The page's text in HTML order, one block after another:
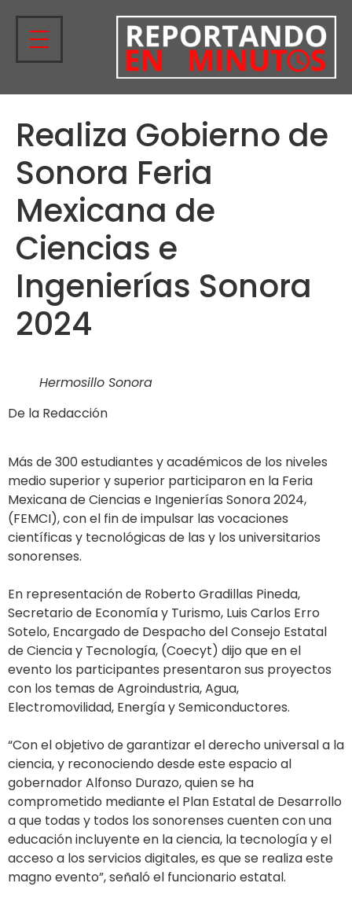
Realiza Gobierno de
Sonora Feria
Mexicana de
Ciencias e
Ingenierías Sonora
2024
Hermosillo Sonora
De la Redacción
Más de 300 estudiantes y académicos de los niveles
medio superior y superior participaron en la Feria
Mexicana de Ciencias e Ingenierías Sonora 2024,
(FEMCI), con el fin de impulsar las vocaciones
científicas y tecnológicas de las y los universitarios
sonorenses.
En representación de Roberto Gradillas Pineda,
Secretario de Economía y Turismo, Luis Carlos Erro
Sotelo, Encargado de Despacho del Consejo Estatal
de Ciencia y Tecnología, (Coecyt) dijo que en el
evento los participantes presentaron sus proyectos
con los temas de Agroindustria, Agua,
Electromovilidad, Energía y Semiconductores.
“Con el objetivo de garantizar el derecho universal a la
ciencia, y reconociendo desde este espacio al
gobernador Alfonso Durazo, quien se ha
comprometido mediante el Plan Estatal de Desarrollo
a que todas y todos los sonorenses cuenten con una
educación incluyente en la ciencia, la tecnología y el
acceso a los servicios digitales, es que se realiza este
magno evento”, señaló el funcionario estatal.